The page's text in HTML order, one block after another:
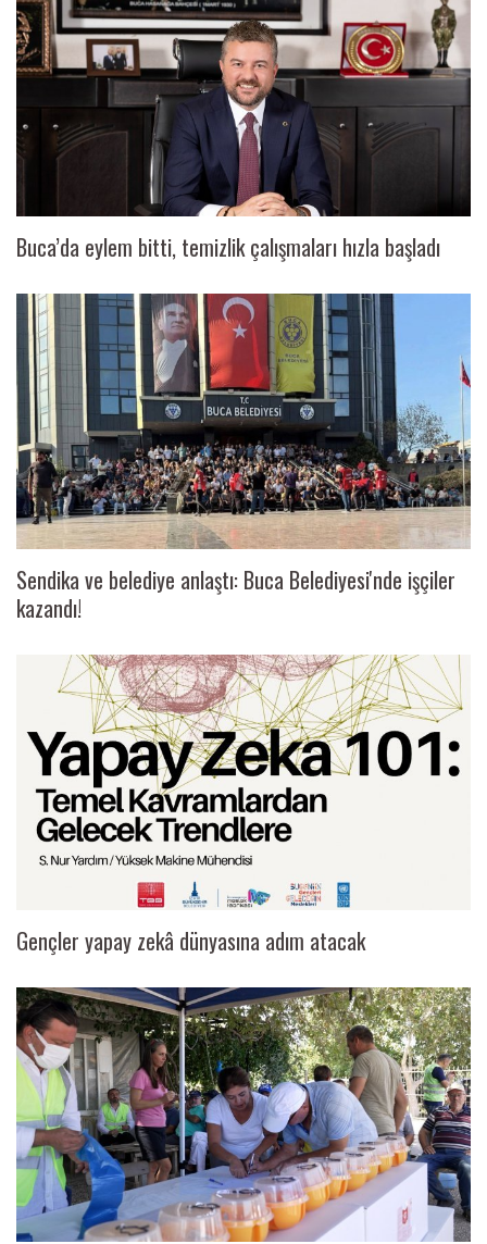
Buca’da eylem bitti, temizlik çalışmaları hızla başladı
Sendika ve belediye anlaştı: Buca Belediyesi'nde işçiler
kazandı!
Gençler yapay zekâ dünyasına adım atacak